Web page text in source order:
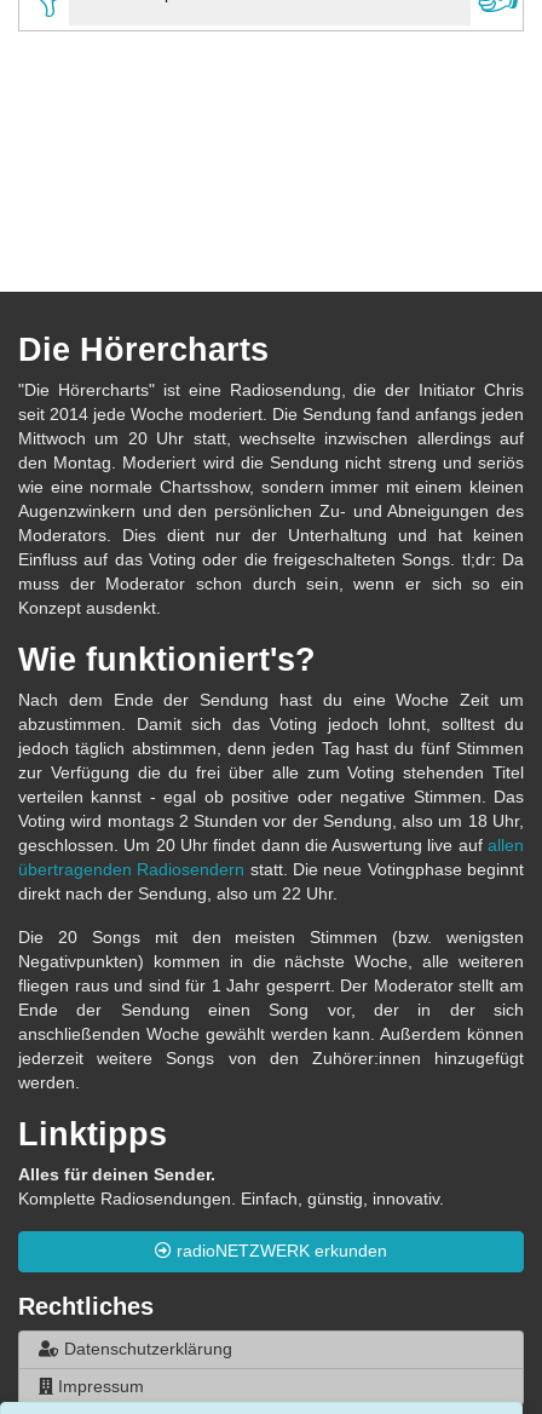
Die Hörercharts
"Die Hörercharts" ist eine Radiosendung, die der Initiator Chris
seit 2014 jede Woche moderiert. Die Sendung fand anfangs jeden
Mittwoch um 20 Uhr statt, wechselte inzwischen allerdings auf
den Montag. Moderiert wird die Sendung nicht streng und seriös
wie eine normale Chartsshow, sondern immer mit einem kleinen
Augenzwinkern und den persönlichen Zu- und Abneigungen des
Moderators. Dies dient nur der Unterhaltung und hat keinen
Einfluss auf das Voting oder die freigeschalteten Songs. tl;dr: Da
muss der Moderator schon durch sein, wenn er sich so ein
Konzept ausdenkt.
Wie funktioniert's?
Nach dem Ende der Sendung hast du eine Woche Zeit um
abzustimmen. Damit sich das Voting jedoch lohnt, solltest du
jedoch täglich abstimmen, denn jeden Tag hast du fünf Stimmen
zur Verfügung die du frei über alle zum Voting stehenden Titel
verteilen kannst - egal ob positive oder negative Stimmen. Das
Voting wird montags 2 Stunden vor der Sendung, also um 18 Uhr,
geschlossen. Um 20 Uhr findet dann die Auswertung live auf allen
übertragenden Radiosendern statt. Die neue Votingphase beginnt
direkt nach der Sendung, also um 22 Uhr.
Die 20 Songs mit den meisten Stimmen (bzw. wenigsten
Negativpunkten) kommen in die nächste Woche, alle weiteren
fliegen raus und sind für 1 Jahr gesperrt. Der Moderator stellt am
Ende der Sendung einen Song vor, der in der sich
anschließenden Woche gewählt werden kann. Außerdem können
jederzeit weitere Songs von den Zuhörer:innen hinzugefügt
werden.
Linktipps
Alles für deinen Sender.
Komplette Radiosendungen. Einfach, günstig, innovativ.
radioNETZWERK erkunden
Rechtliches
Datenschutzerklärung
Impressum